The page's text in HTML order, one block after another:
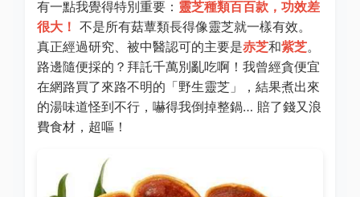
有一點我覺得特別重要： 靈芝種類百百款，功效差
很大！ 不是所有菇蕈類長得像靈芝就一樣有效。
真正經過研究、被中醫認可的主要是赤芝和紫芝。
路邊隨便採的？拜託千萬別亂吃啊！我曾經貪便宜
在網路買了來路不明的「野生靈芝」，結果煮出來
的湯味道怪到不行，嚇得我倒掉整鍋… 賠了錢又浪
費食材，超嘔！